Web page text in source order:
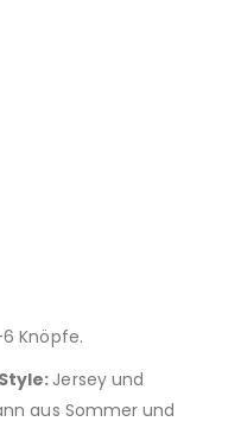
Knöpfe.
Jersey und
aus Sommer und